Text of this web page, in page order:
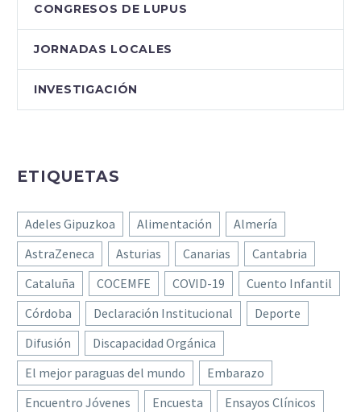
CONGRESOS DE LUPUS
JORNADAS LOCALES
INVESTIGACIÓN
ETIQUETAS
Adeles Gipuzkoa Alimentación
Almería
AstraZeneca
Asturias Canarias
Cantabria
Cataluña
COCEMFE COVID-19
Cuento Infantil
Córdoba
Declaración Institucional
Deporte
Difusión
Discapacidad Orgánica
El mejor paraguas del mundo
Embarazo
Encuentro Jóvenes
Encuesta
Ensayos Clínicos